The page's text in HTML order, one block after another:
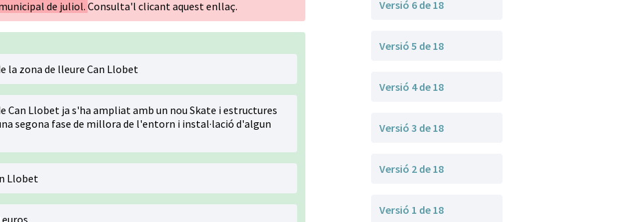
de juliol. Consulta'l clicantaquest enllaç.
la zona de lleure Can Llobet
Can Llobet ja s'ha ampliat amb un nou Skate i estructures
segona fase de millora de l'entorn i instal·lació d'algun
Llobet
euros
Versió 6 de 18
Versió 5 de 18
Versió 4 de 18
Versió 3 de 18
Versió 2 de 18
Versió 1 de 18